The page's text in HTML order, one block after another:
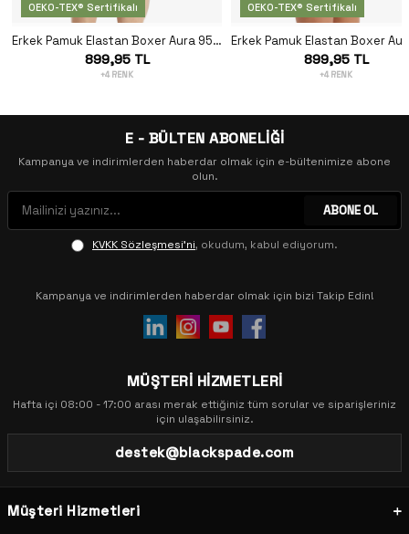
OEKO-TEX® Sertifikalı
Erkek Pamuk Elastan Boxer Aura 9502 - Siyah
899,95 TL
+4 RENK
OEKO-TEX® Sertifikalı
899,95 TL
+4 RENK
E - BÜLTEN ABONELİĞİ
Kampanya ve indirimlerden haberdar olmak için e-bültenimize abone
olun.
ABONE OL
KVKK Sözleşmesi'ni, okudum, kabul ediyorum.
Kampanya ve indirimlerden haberdar olmak için bizi Takip Edin!
MÜŞTERİ HİZMETLERİ
Hafta içi 08:00 - 17:00 arası merak ettiğiniz tüm sorular ve siparişleriniz
için ulaşabilirsiniz.
destek@blackspade.com
Müşteri Hizmetleri